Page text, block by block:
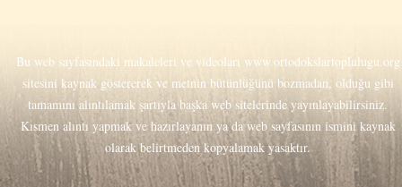
Bu web sayfasındaki makaleleri ve videoları www.ortodokslartoplulugu.org
sitesini kaynak göstererek ve metnin bütünlüğünü bozmadan, olduğu gibi
tamamını alıntılamak şartıyla başka web sitelerinde yayınlayabilirsiniz.
Kısmen alıntı yapmak ve hazırlayanın ya da web sayfasının ismini kaynak
olarak belirtmeden kopyalamak yasaktır.